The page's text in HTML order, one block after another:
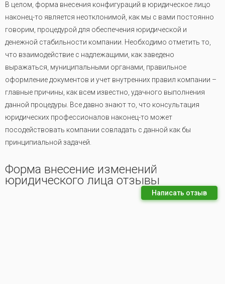
В целом, форма внесения конфигураций в юридическое лицо
наконец-то является неотклонимой, как мы с вами постоянно
говорим, процедурой для обеспечения юридической и
денежной стабильности компании. Необходимо отметить то,
что взаимодействие с надлежащими, как заведено
выражаться, муниципальными органами, правильное
оформление документов и учет внутренних правил компании –
главные причины, как всем известно, удачного выполнения
данной процедуры. Все давно знают то, что консультация
юридических профессионалов наконец-то может
посодействовать компании совладать с данной как бы
принципиальной задачей.
Форма внесение изменений
юридического лица отзывы
Написать отзыв